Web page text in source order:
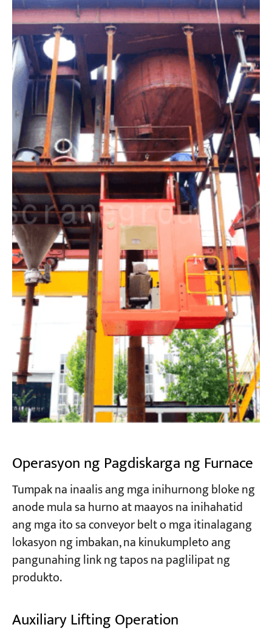
Operasyon ng Pagdiskarga ng Furnace
Tumpak na inaalis ang mga inihurnong bloke ng
anode mula sa hurno at maayos na inihahatid
ang mga ito sa conveyor belt o mga itinalagang
lokasyon ng imbakan, na kinukumpleto ang
pangunahing link ng tapos na paglilipat ng
produkto.
Auxiliary Lifting Operation